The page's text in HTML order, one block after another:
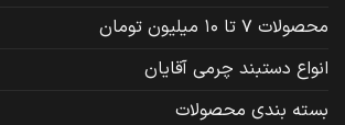
محصولات 7 تا 10 میلیون تومان
انواع دستبند چرمی آقایان
بسته بندی محصولات